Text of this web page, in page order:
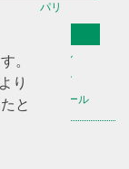
。
り
と
パリ
ソウル
深セン
シンガポール